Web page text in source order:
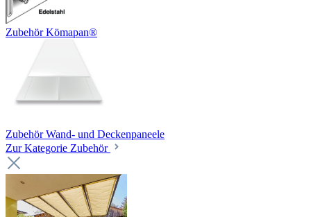
Zubehör Kömapan®
Zubehör Wand- und Deckenpaneele
Zur Kategorie Zubehör